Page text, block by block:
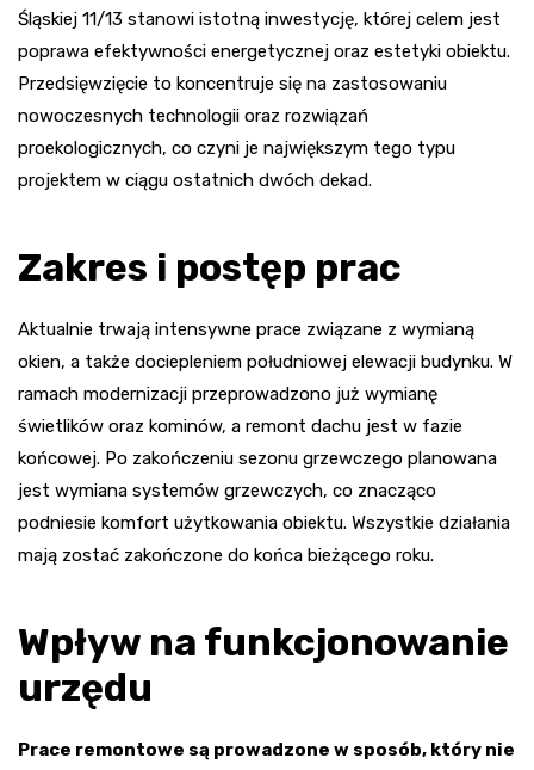
Śląskiej 11/13 stanowi istotną inwestycję, której celem jest
poprawa efektywności energetycznej oraz estetyki obiektu.
Przedsięwzięcie to koncentruje się na zastosowaniu
nowoczesnych technologii oraz rozwiązań
proekologicznych, co czyni je największym tego typu
projektem w ciągu ostatnich dwóch dekad.
Zakres i postęp prac
Aktualnie trwają intensywne prace związane z wymianą
okien, a także dociepleniem południowej elewacji budynku. W
ramach modernizacji przeprowadzono już wymianę
świetlików oraz kominów, a remont dachu jest w fazie
końcowej. Po zakończeniu sezonu grzewczego planowana
jest wymiana systemów grzewczych, co znacząco
podniesie komfort użytkowania obiektu. Wszystkie działania
mają zostać zakończone do końca bieżącego roku.
Wpływ na funkcjonowanie
urzędu
Prace remontowe są prowadzone w sposób, który nie